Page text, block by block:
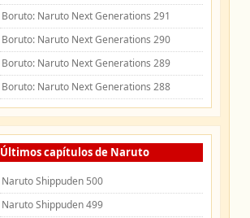
Boruto: Naruto Next Generations 291
Boruto: Naruto Next Generations 290
Boruto: Naruto Next Generations 289
Boruto: Naruto Next Generations 288
Últimos capítulos de Naruto
Naruto Shippuden 500
Naruto Shippuden 499